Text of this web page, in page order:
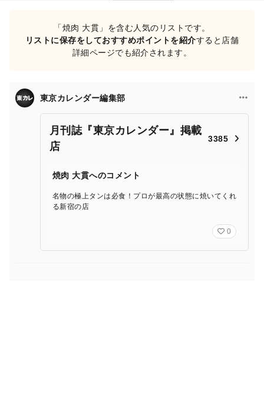
「焼肉 大貫」を含む人気のリストです。
リストに保存をしておすすめポイントを紹介すると店舗
詳細ページでも紹介されます。
東京カレンダー編集部
月刊誌『東京カレンダー』掲載
店
3385
焼肉 大貫へのコメント
名物の極上タンは必食！プロが最高の状態に焼いてくれ
る新宿の店
0